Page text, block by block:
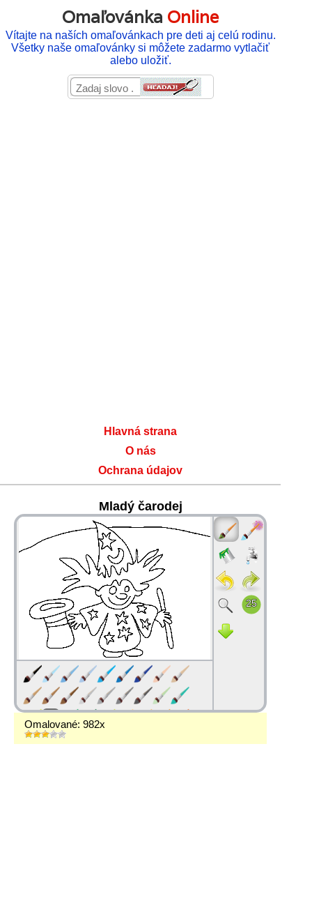
Omaľovánka Online
Vítajte na naších omaľovánkach pre deti aj celú rodinu.
Všetky naše omaľovánky si môžete zadarmo vytlačiť
alebo uložiť.
Hlavná strana
O nás
Ochrana údajov
Mladý čarodej
Omalované: 982x